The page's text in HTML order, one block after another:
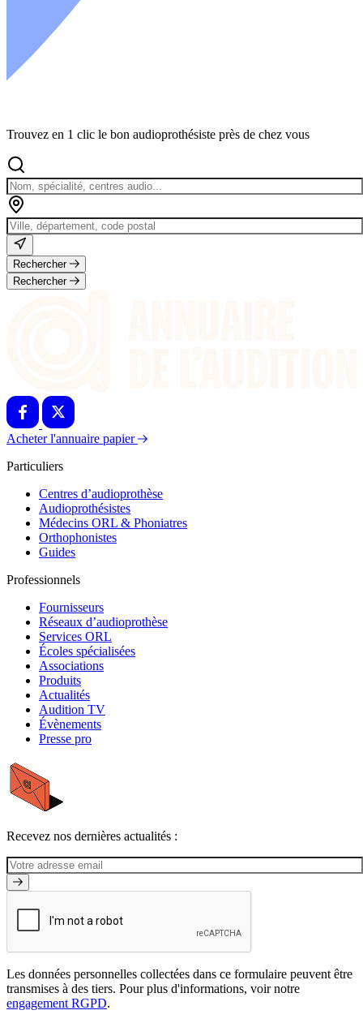
Trouvez en 1 clic le bon audioprothésiste près de chez vous
Rechercher
Rechercher
Acheter l'annuaire papier
Particuliers
Centres d’audioprothèse
Audioprothésistes
Médecins ORL & Phoniatres
Orthophonistes
Guides
Professionnels
Fournisseurs
Réseaux d’audioprothèse
Services ORL
Écoles spécialisées
Associations
Produits
Actualités
Audition TV
Évènements
Presse pro
Recevez nos dernières actualités :
Les données personnelles collectées dans ce formulaire peuvent être
transmises à des tiers. Pour plus d'informations, voir notre
engagement RGPD.